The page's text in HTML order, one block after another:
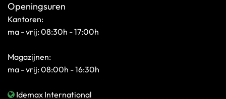
Openingsuren
Kantoren:
ma - vrij: 08:30h - 17:00h
Magazijnen:
ma - vrij: 08:00h - 16:30h
Idemax International